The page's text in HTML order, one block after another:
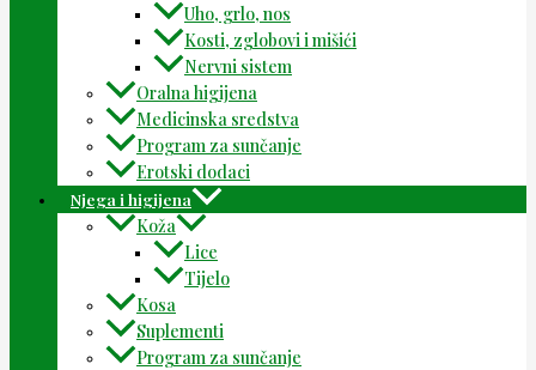
Uho, grlo, nos
Kosti, zglobovi i mišići
Nervni sistem
Oralna higijena
Medicinska sredstva
Program za sunčanje
Erotski dodaci
Njega i higijena
Koža
Lice
Tijelo
Kosa
Suplementi
Program za sunčanje